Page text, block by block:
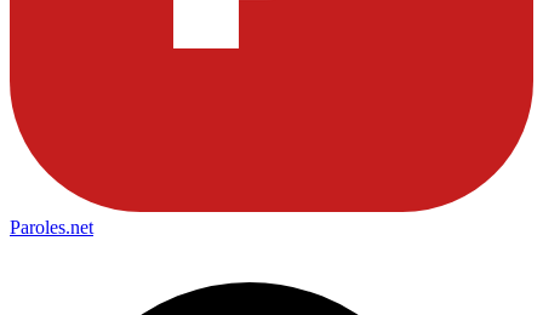
Paroles.net